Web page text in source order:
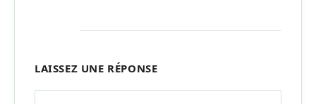
LAISSEZ UNE RÉPONSE